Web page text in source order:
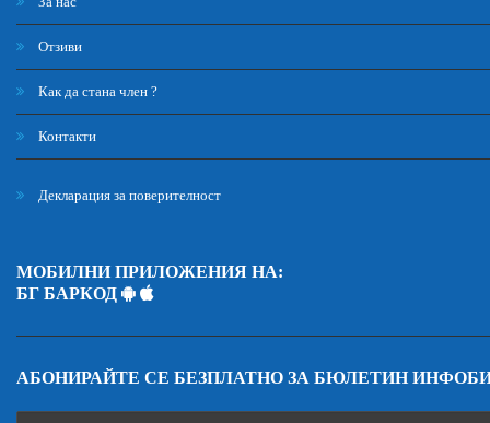
Отзиви
Как да стана член ?
Контакти
Декларация за поверителност
МОБИЛНИ ПРИЛОЖЕНИЯ НА:
БГ БАРКОД
АБОНИРАЙТЕ СЕ БЕЗПЛАТНО ЗА БЮЛЕТИН